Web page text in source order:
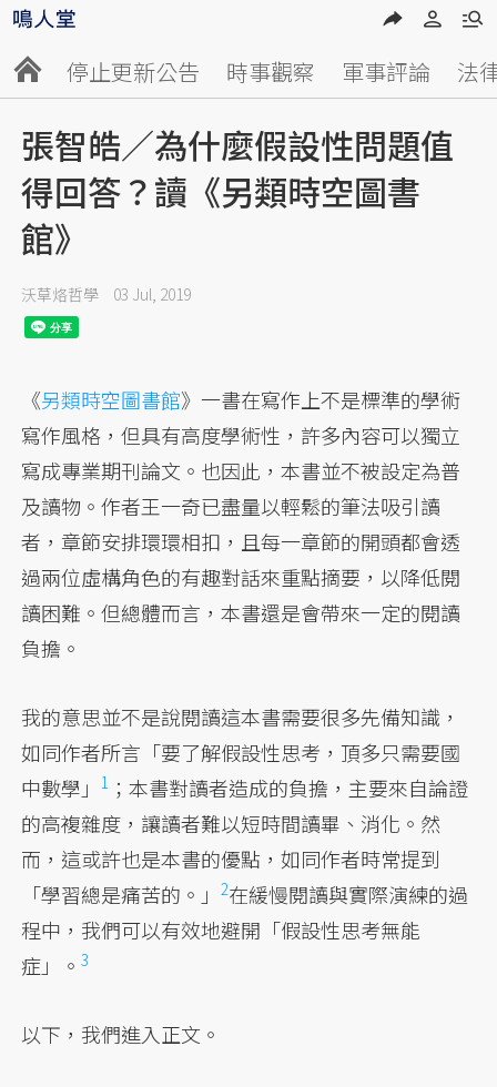
停止更新公告 時事觀察 軍事評論 法
張智皓／為什麼假設性問題值
得回答？讀《另類時空圖書
館》
沃草烙哲學 03 Jul, 2019
《另類時空圖書館》一書在寫作上不是標準的學術
寫作風格，但具有高度學術性，許多內容可以獨立
寫成專業期刊論文。也因此，本書並不被設定為普
及讀物。作者王一奇已盡量以輕鬆的筆法吸引讀
者，章節安排環環相扣，且每一章節的開頭都會透
過兩位虛構角色的有趣對話來重點摘要，以降低閱
讀困難。但總體而言，本書還是會帶來一定的閱讀
負擔。
我的意思並不是說閱讀這本書需要很多先備知識，
如同作者所言「要了解假設性思考，頂多只需要國
中數學」1 ；本書對讀者造成的負擔，主要來自論證
的高複雜度，讓讀者難以短時間讀畢、消化。然
而，這或許也是本書的優點，如同作者時常提到
「學習總是痛苦的。」2在緩慢閱讀與實際演練的過
程中， 我們可以有效地避開「假設性思考無能
症」。3
以下，我們進入正文。